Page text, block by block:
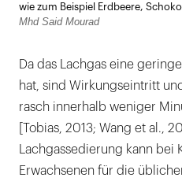
wie zum Beispiel Erdbeere,
Mhd Said Mourad
Da das Lachgas eine
hat, sind Wirkungseintritt
rasch innerhalb weniger
[Tobias, 2013; Wang et al.,
Lachgassedierung kann bei
Erwachsenen für die